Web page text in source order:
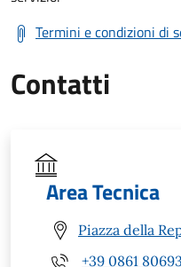
Termini e condizioni di
Contatti
Area Tecnica
Piazza della
+39 0861